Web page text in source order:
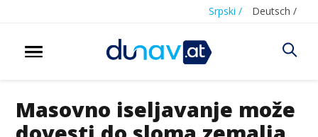
Srpski / Deutsch /
Masovno iseljavanje može